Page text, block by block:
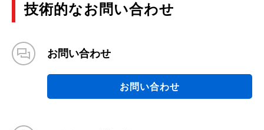
技術的なお問い合わせ
お問い合わせ
お問い合わせ